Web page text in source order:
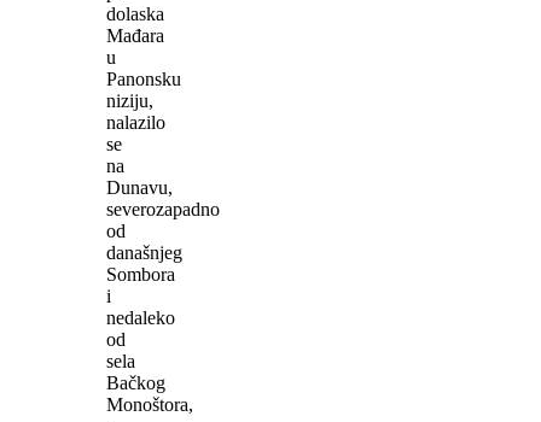
dolaska
Mađara
u
Panonsku
niziju,
nalazilo
se
na
Dunavu,
severozapadno
od
današnjeg
Sombora
i
nedaleko
od
sela
Bačkog
Monoštora,